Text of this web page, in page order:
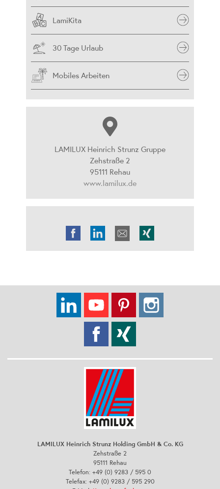
LamiKita
30 Tage Urlaub
Mobiles Arbeiten
LAMILUX Heinrich Strunz Gruppe
Zehstraße 2
95111 Rehau
www.lamilux.de
LAMILUX Heinrich Strunz Holding GmbH & Co. KG
Zehstraße 2
95111 Rehau
Telefon: +49 (0) 9283 / 595 0
Telefax: +49 (0) 9283 / 595 290